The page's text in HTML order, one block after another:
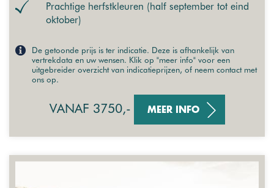
Prachtige herfstkleuren (half september tot eind
oktober)
De getoonde prijs is ter indicatie. Deze is afhankelijk van
vertrekdata en uw wensen. Klik op "meer info" voor een
uitgebreider overzicht van indicatieprijzen, of neem contact met
ons op.
VANAF 3750,- MEER INFO